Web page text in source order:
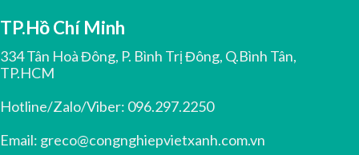
TP.Hồ Chí Minh
334 Tân Hoà Đông, P. Bình Trị Đông, Q.Bình Tân,
TP.HCM
Hotline/Zalo/Viber: 096.297.2250
Email: greco@congnghiepvietxanh.com.vn